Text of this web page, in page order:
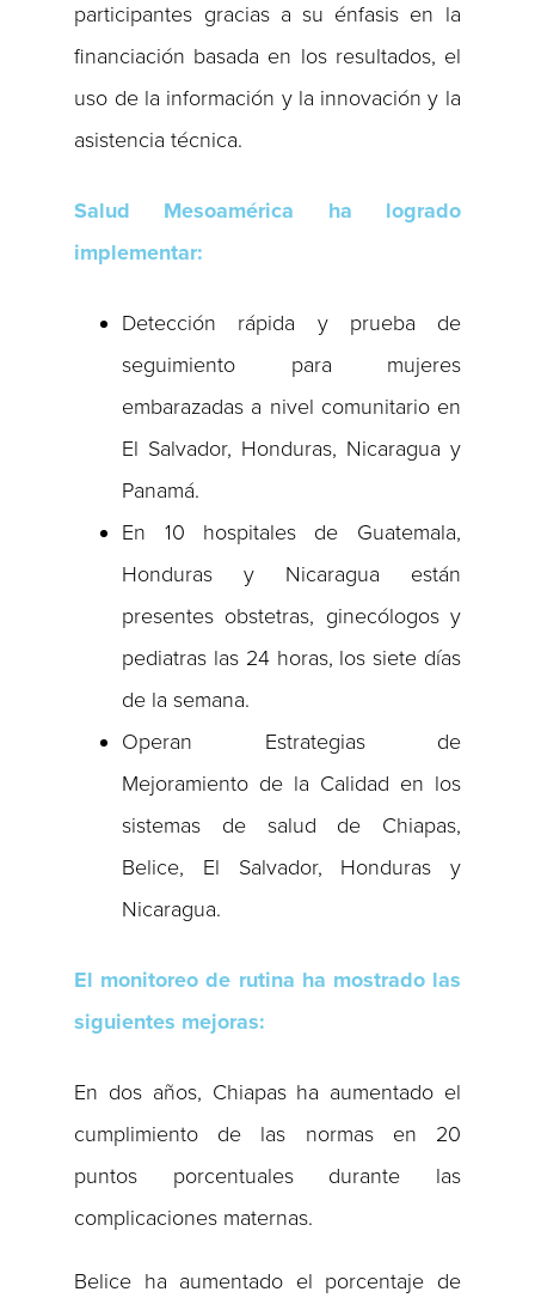
participantes gracias a su énfasis en la
financiación basada en los resultados, el
uso de la información y la innovación y la
asistencia técnica.
Salud Mesoamérica ha logrado
implementar:
Detección rápida y prueba de
seguimiento para mujeres
embarazadas a nivel comunitario en
El Salvador, Honduras, Nicaragua y
Panamá.
En 10 hospitales de Guatemala,
Honduras y Nicaragua están
presentes obstetras, ginecólogos y
pediatras las 24 horas, los siete días
de la semana.
Operan Estrategias de
Mejoramiento de la Calidad en los
sistemas de salud de Chiapas,
Belice, El Salvador, Honduras y
Nicaragua.
El monitoreo de rutina ha mostrado las
siguientes mejoras:
En dos años, Chiapas ha aumentado el
cumplimiento de las normas en 20
puntos porcentuales durante las
complicaciones maternas.
Belice ha aumentado el porcentaje de